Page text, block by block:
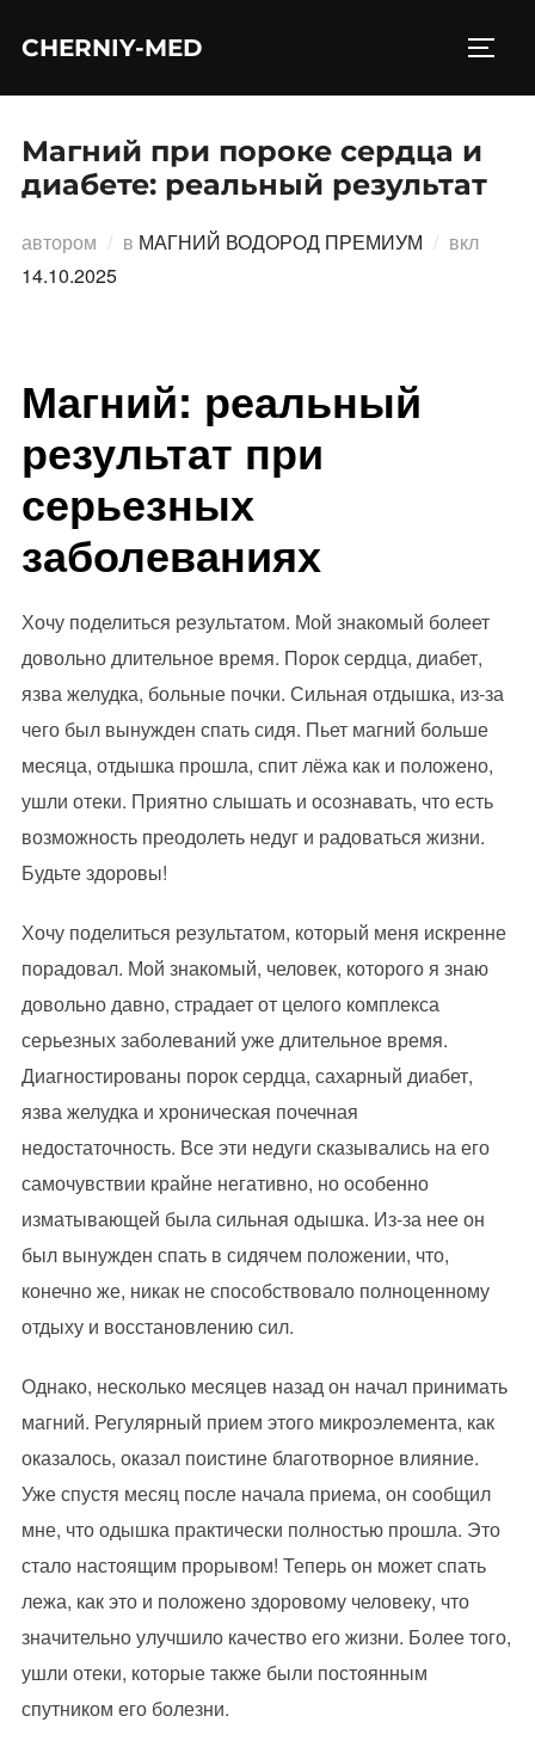
CHERNIY-MED
Магний при пороке сердца и
диабете: реальный результат
автором в МАГНИЙ ВОДОРОД ПРЕМИУМ вкл
14.10.2025
Магний: реальный
результат при
серьезных
заболеваниях
Хочу поделиться результатом. Мой знакомый болеет
довольно длительное время. Порок сердца, диабет,
язва желудка, больные почки. Сильная отдышка, из-за
чего был вынужден спать сидя. Пьет магний больше
месяца, отдышка прошла, спит лёжа как и положено,
ушли отеки. Приятно слышать и осознавать, что есть
возможность преодолеть недуг и радоваться жизни.
Будьте здоровы!
Хочу поделиться результатом, который меня искренне
порадовал. Мой знакомый, человек, которого я знаю
довольно давно, страдает от целого комплекса
серьезных заболеваний уже длительное время.
Диагностированы порок сердца, сахарный диабет,
язва желудка и хроническая почечная
недостаточность. Все эти недуги сказывались на его
самочувствии крайне негативно, но особенно
изматывающей была сильная одышка. Из-за нее он
был вынужден спать в сидячем положении, что,
конечно же, никак не способствовало полноценному
отдыху и восстановлению сил.
Однако, несколько месяцев назад он начал принимать
магний. Регулярный прием этого микроэлемента, как
оказалось, оказал поистине благотворное влияние.
Уже спустя месяц после начала приема, он сообщил
мне, что одышка практически полностью прошла. Это
стало настоящим прорывом! Теперь он может спать
лежа, как это и положено здоровому человеку, что
значительно улучшило качество его жизни. Более того,
ушли отеки, которые также были постоянным
спутником его болезни.